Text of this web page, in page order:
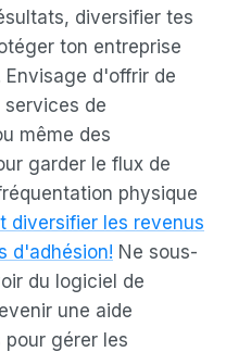
diversifier tes
ton entreprise
d'offrir de
services de
même des
garder le flux de
physique
diversifier les revenus
d'adhésion! Ne sous-
du logiciel de
une aide
gérer les